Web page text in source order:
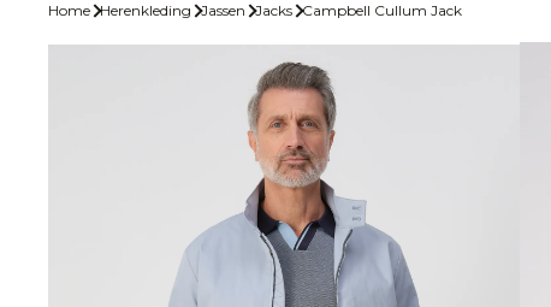
Home Herenkleding Jassen Jacks Campbell Cullum Jack